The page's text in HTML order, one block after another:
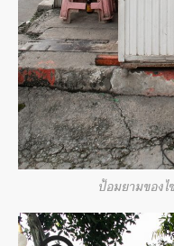
ป้อมยามของไ